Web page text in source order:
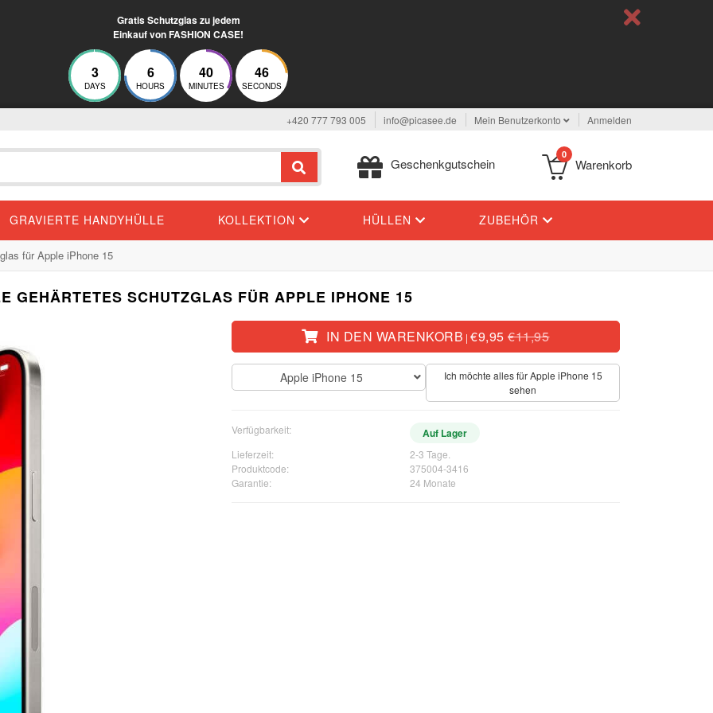
Gratis Schutzglas zu jedem
Einkauf von FASHION CASE!
3
DAYS
6
HOURS
40
MINUTES
46
SECONDS
+420 777 793 005 info@picasee.de Mein Benutzerkonto Anmelden
Geschenkgutschein
0
Warenkorb
GRAVIERTE HANDYHÜLLE KOLLEKTION HÜLLEN ZUBEHÖR
für Apple iPhone 15
GEHÄRTETES SCHUTZGLAS FÜR APPLE IPHONE 15
IN DEN WARENKORB |€9,95€11,95
Apple iPhone 15
Ich möchte alles für Apple iPhone 15
sehen
Verfügbarkeit: Auf Lager
Lieferzeit:
2-3 Tage.
Produktcode:
375004-3416
Garantie:
24 Monate